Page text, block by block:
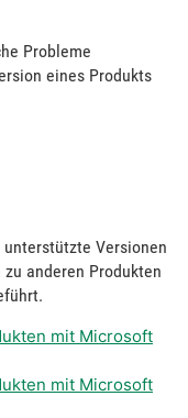
Probleme
eines Produkts
Versionen
anderen Produkten
mit Microsoft
mit Microsoft